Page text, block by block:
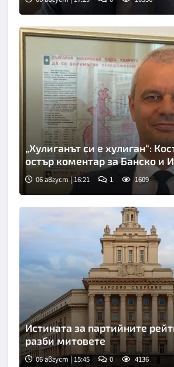
„Хулиганът си е хулиган“:
остър коментар за Банско и
06 август | 16:21 1 1609
Истината за партийните
разби митовете
06 август | 15:45 0 4136